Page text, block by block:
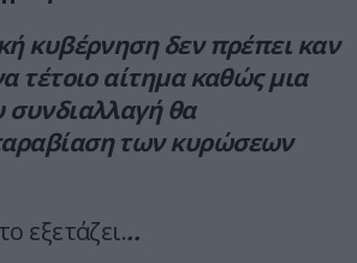
κυβέρνηση δεν πρέπει καν
τέτοιο αίτημα καθώς μια
συνδιαλλαγή θα
των κυρώσεων
εξετάζει...